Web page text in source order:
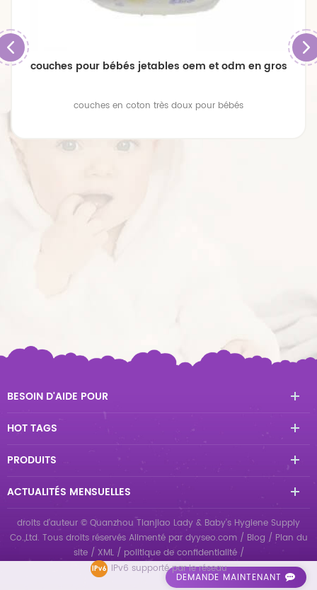
DEMANDE MAINTENANT
couches pour bébés jetables oem et odm en gros
couches en coton très doux pour bébés
BESOIN D'AIDE POUR
HOT TAGS
PRODUITS
ACTUALITÉS MENSUELLES
droits d'auteur © Quanzhou Tianjiao Lady & Baby's Hygiene Supply
Co.,Ltd. Tous droits réservés Alimenté par dyyseo.com / Blog / Plan du
site/ XML/ politique de confidentialité/
IPv6 supporté par le réseau